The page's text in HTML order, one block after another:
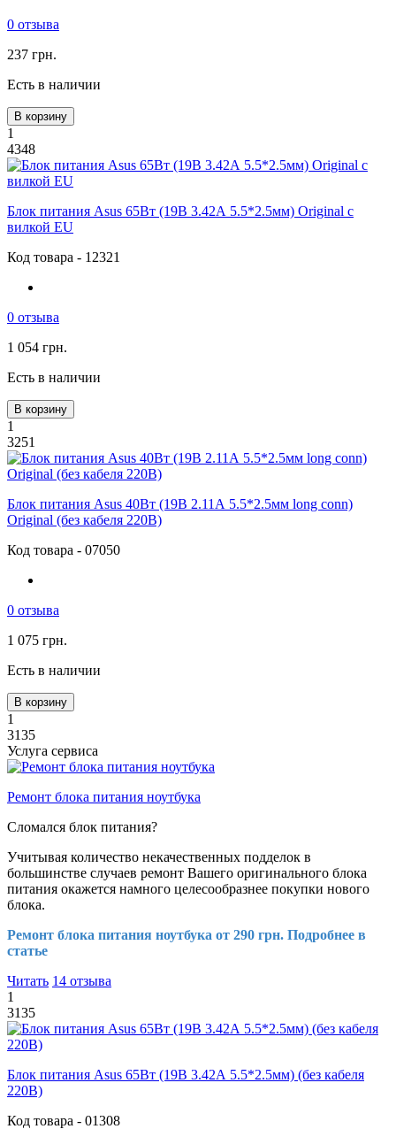
0 отзыва
237 грн.
Есть в наличии
В корзину
1
4348
Блок питания Asus 65Вт (19В 3.42А 5.5*2.5мм) Original с
вилкой EU
Код товара - 12321
0 отзыва
1 054 грн.
Есть в наличии
В корзину
1
3251
Блок питания Asus 40Вт (19В 2.11А 5.5*2.5мм long conn)
Original (без кабеля 220В)
Код товара - 07050
0 отзыва
1 075 грн.
Есть в наличии
В корзину
1
3135
Услуга сервиса
Ремонт блока питания ноутбука
Сломался блок питания?
Учитывая количество некачественных подделок в
большинстве случаев ремонт Вашего оригинального блока
питания окажется намного целесообразнее покупки нового
блока.
Ремонт блока питания ноутбука от 290 грн. Подробнее в
статье
Читать 14 отзыва
1
3135
Блок питания Asus 65Вт (19В 3.42А 5.5*2.5мм) (без кабеля
220В)
Код товара - 01308